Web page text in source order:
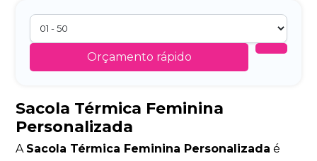
Orçamento rápido
Sacola Térmica Feminina
Personalizada
A Sacola Térmica Feminina Personalizada é